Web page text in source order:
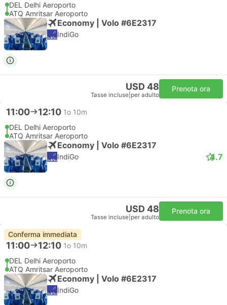
DEL Delhi Aeroporto
ATQ Amritsar Aeroporto
Economy | Volo #6E2317
IndiGo
USD 48
Tasse incluse per adulto
Prenota ora
11:00 12:10 1o 10m
DEL Delhi Aeroporto
ATQ Amritsar Aeroporto
Economy | Volo #6E2317
IndiGo 4.7
USD 48
Tasse incluse per adulto
Prenota ora
Conferma immediata
11:00 12:10 1o 10m
DEL Delhi Aeroporto
ATQ Amritsar Aeroporto
Economy | Volo #6E2317
IndiGo